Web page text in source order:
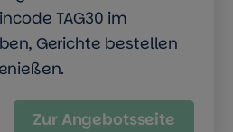
TAG30 im
Gerichte bestellen
Zur Angebotsseite